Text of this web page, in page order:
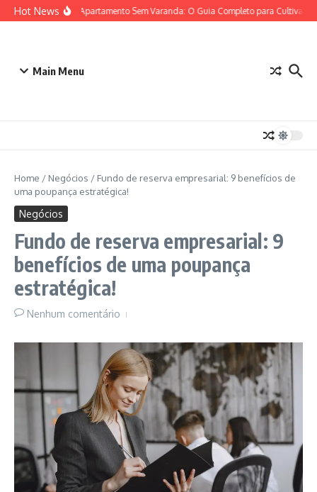
Ir para o conteúdo
Hot NewsHorta em Apartamento Sem Varanda: O Guia Completo para Cultivar
Main Menu
Home / Negócios / Fundo de reserva empresarial: 9 benefícios de
uma poupança estratégica!
Negócios
Fundo de reserva empresarial: 9
benefícios de uma poupança
estratégica!
Nenhum comentário